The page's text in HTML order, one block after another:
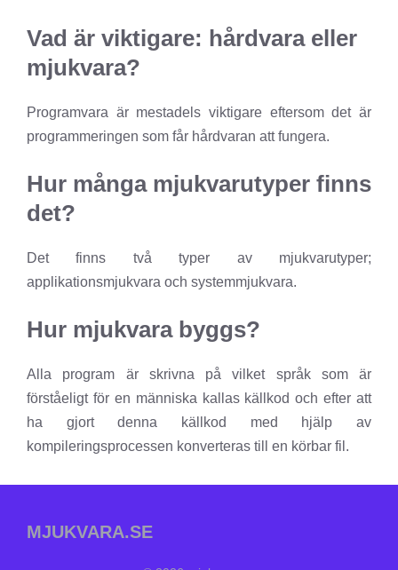
Vad är viktigare: hårdvara eller
mjukvara?
Programvara är mestadels viktigare eftersom det är
programmeringen som får hårdvaran att fungera.
Hur många mjukvarutyper finns
det?
Det finns två typer av mjukvarutyper;
applikationsmjukvara och systemmjukvara.
Hur mjukvara byggs?
Alla program är skrivna på vilket språk som är
förståeligt för en människa kallas källkod och efter att
ha gjort denna källkod med hjälp av
kompileringsprocessen konverteras till en körbar fil.
MJUKVARA.SE